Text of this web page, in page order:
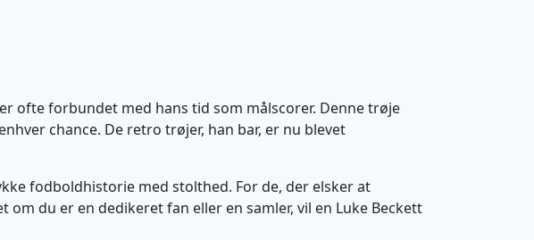
ofte forbundet med hans tid som målscorer. Denne trøje
chance. De retro trøjer, han bar, er nu blevet
fodboldhistorie med stolthed. For de, der elsker at
du er en dedikeret fan eller en samler, vil en Luke Beckett